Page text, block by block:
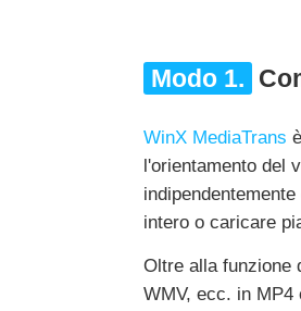
Modo 1.
WinX MediaTrans
l'orientamento del
intero o caricare
Oltre alla funzione
WMV, ecc. in MP4